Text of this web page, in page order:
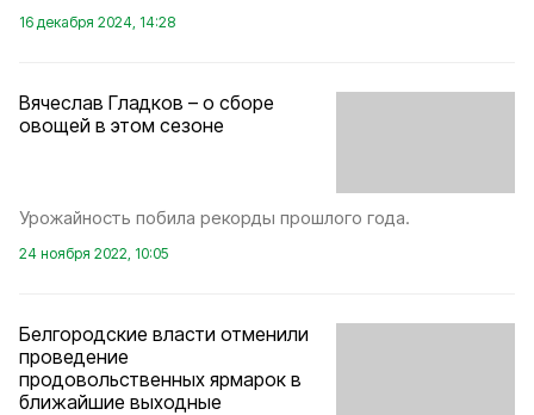
16 декабря 2024, 14:28
Вячеслав Гладков – о сборе
овощей в этом сезоне
Урожайность побила рекорды прошлого года.
24 ноября 2022, 10:05
Белгородские власти отменили
проведение
продовольственных ярмарок в
ближайшие выходные